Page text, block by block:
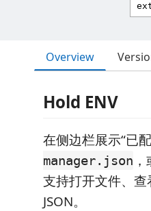
Overview
Hold ENV
在侧边栏展示“已
manager.json
支持打开文件、
JSON。